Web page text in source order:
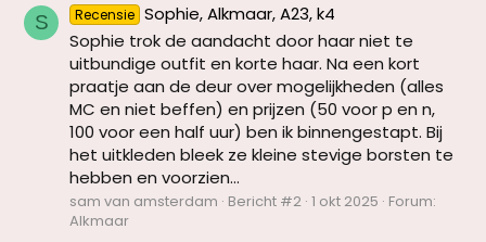
S Recensie Sophie, Alkmaar, A23, k4
Sophie trok de aandacht door haar niet te
uitbundige outfit en korte haar. Na een kort
praatje aan de deur over mogelijkheden (alles
MC en niet beffen) en prijzen (50 voor p en n,
100 voor een half uur) ben ik binnengestapt. Bij
het uitkleden bleek ze kleine stevige borsten te
hebben en voorzien...
sam van amsterdam Bericht #2 1 okt 2025 Forum:
Alkmaar